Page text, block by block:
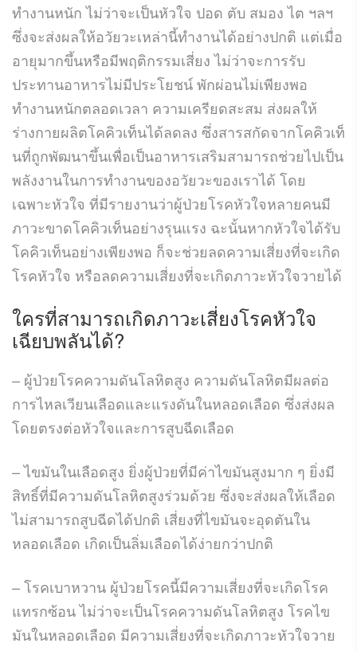
ทำงานหนัก ไม่ว่าจะเป็นหัวใจ ปอด ตับ สมอง ไต ฯลฯ
ซึ่งจะส่งผลให้อวัยวะเหล่านี้ทำงานได้อย่างปกติ แต่เมื่อ
อายุมากขึ้นหรือมีพฤติกรรมเสี่ยง ไม่ว่าจะการรับ
ประทานอาหารไม่มีประโยชน์ พักผ่อนไม่เพียงพอ
ทำงานหนักตลอดเวลา ความเครียดสะสม ส่งผลให้
ร่างกายผลิตโคคิวเท็นได้ลดลง ซึ่งสารสกัดจากโคคิวเท็
นที่ถูกพัฒนาขึ้นเพื่อเป็นอาหารเสริมสามารถช่วยไปเป็น
พลังงานในการทำงานของอวัยวะของเราได้ โดย
เฉพาะหัวใจ ที่มีรายงานว่าผู้ป่วยโรคหัวใจหลายคนมี
ภาวะขาดโคคิวเท็นอย่างรุนแรง ฉะนั้นหากหัวใจได้รับ
โคคิวเท็นอย่างเพียงพอ ก็จะช่วยลดความเสี่ยงที่จะเกิด
โรคหัวใจ หรือลดความเสี่ยงที่จะเกิดภาวะหัวใจวายได้
ใครที่สามารถเกิดภาวะเสี่ยงโรคหัวใจ
เฉียบพลันได้?
– ผู้ป่วยโรคความดันโลหิตสูง ความดันโลหิตมีผลต่อ
การไหลเวียนเลือดและแรงดันในหลอดเลือด ซึ่งส่งผล
โดยตรงต่อหัวใจและการสูบฉีดเลือด
– ไขมันในเลือดสูง ยิ่งผู้ป่วยที่มีค่าไขมันสูงมาก ๆ ยิ่งมี
สิทธิ์ที่มีความดันโลหิตสูงร่วมด้วย ซึ่งจะส่งผลให้เลือด
ไม่สามารถสูบฉีดได้ปกติ เสี่ยงที่ไขมันจะอุดตันใน
หลอดเลือด เกิดเป็นลิ่มเลือดได้ง่ายกว่าปกติ
– โรคเบาหวาน ผู้ป่วยโรคนี้มีความเสี่ยงที่จะเกิดโรค
แทรกซ้อน ไม่ว่าจะเป็นโรคความดันโลหิตสูง โรคไข
มันในหลอดเลือด มีความเสี่ยงที่จะเกิดภาวะหัวใจวาย